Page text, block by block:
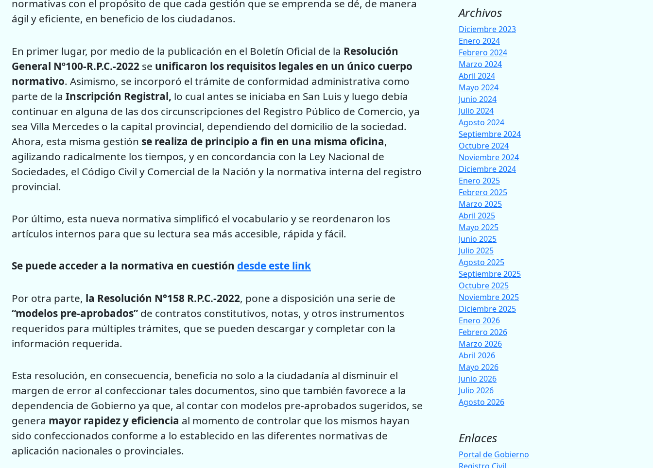
normativas con el propósito de que cada gestión que se emprenda se dé, de manera
ágil y eficiente, en beneficio de los ciudadanos.
En primer lugar, por medio de la publicación en el Boletín Oficial de la Resolución
General Nº100-R.P.C.-2022 se unificaron los requisitos legales en un único cuerpo
normativo. Asimismo, se incorporó el trámite de conformidad administrativa como
parte de la Inscripción Registral, lo cual antes se iniciaba en San Luis y luego debía
continuar en alguna de las dos circunscripciones del Registro Público de Comercio, ya
sea Villa Mercedes o la capital provincial, dependiendo del domicilio de la sociedad.
Ahora, esta misma gestión se realiza de principio a fin en una misma oficina,
agilizando radicalmente los tiempos, y en concordancia con la Ley Nacional de
Sociedades, el Código Civil y Comercial de la Nación y la normativa interna del registro
provincial.
Por último, esta nueva normativa simplificó el vocabulario y se reordenaron los
artículos internos para que su lectura sea más accesible, rápida y fácil.
Se puede acceder a la normativa en cuestión desde este link
Por otra parte, la Resolución N°158 R.P.C.-2022, pone a disposición una serie de
“modelos pre-aprobados” de contratos constitutivos, notas, y otros instrumentos
requeridos para múltiples trámites, que se pueden descargar y completar con la
información requerida.
Esta resolución, en consecuencia, beneficia no solo a la ciudadanía al disminuir el
margen de error al confeccionar tales documentos, sino que también favorece a la
dependencia de Gobierno ya que, al contar con modelos pre-aprobados sugeridos, se
genera mayor rapidez y eficiencia al momento de controlar que los mismos hayan
sido confeccionados conforme a lo establecido en las diferentes normativas de
aplicación nacionales o provinciales.
Archivos
Diciembre 2023
Enero 2024
Febrero 2024
Marzo 2024
Abril 2024
Mayo 2024
Junio 2024
Julio 2024
Agosto 2024
Septiembre 2024
Octubre 2024
Noviembre 2024
Diciembre 2024
Enero 2025
Febrero 2025
Marzo 2025
Abril 2025
Mayo 2025
Junio 2025
Julio 2025
Agosto 2025
Septiembre 2025
Octubre 2025
Noviembre 2025
Diciembre 2025
Enero 2026
Febrero 2026
Marzo 2026
Abril 2026
Mayo 2026
Junio 2026
Julio 2026
Agosto 2026
Enlaces
Portal de Gobierno